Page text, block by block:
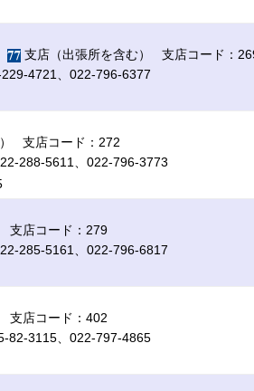
支店（出張所を含む） 支店コード：
4721、022-796-6377
支店コード：272
288-5611、022-796-3773
支店コード：279
285-5161、022-796-6817
支店コード：402
82-3115、022-797-4865